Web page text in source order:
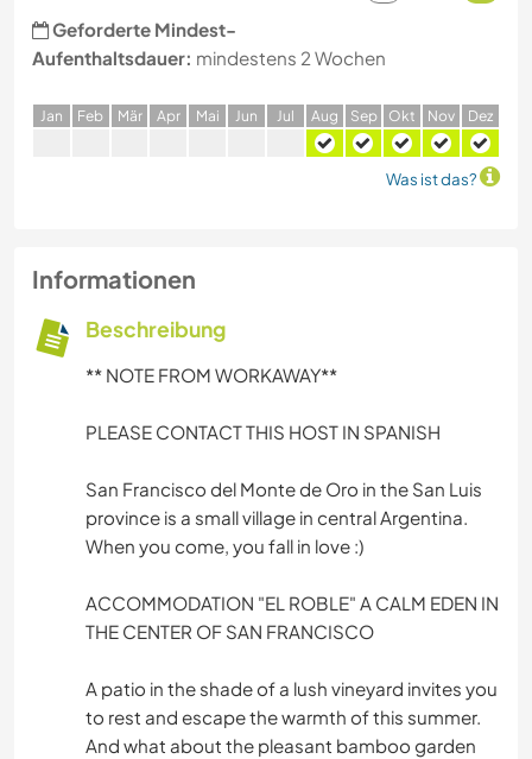
Geforderte Mindest-
Aufenthaltsdauer: mindestens 2 Wochen
Jan Feb Mär Apr Mai Jun Jul Aug Sep Okt Nov Dez
Was ist das?
Informationen
Beschreibung
** NOTE FROM WORKAWAY**
PLEASE CONTACT THIS HOST IN SPANISH
San Francisco del Monte de Oro in the San Luis
province is a small village in central Argentina.
When you come, you fall in love :)
ACCOMMODATION "EL ROBLE" A CALM EDEN IN
THE CENTER OF SAN FRANCISCO
A patio in the shade of a lush vineyard invites you
to rest and escape the warmth of this summer.
And what about the pleasant bamboo garden